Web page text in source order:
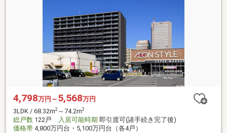
4,798万円～ 5,568万円
3LDK / 68.32m2 ～74.2m2
総戸数 122戸 入居可能時期 即引渡可(諸手続き完了後)
価格帯 4,800万円台・5,100万円台（各4戸）